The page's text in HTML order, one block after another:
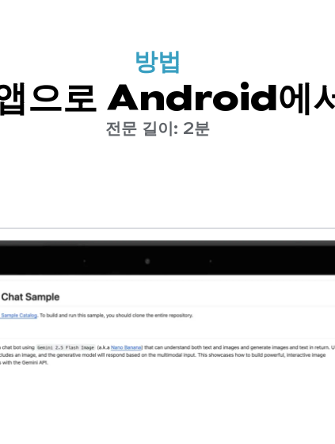
방법
으로 Android에
전문 길이: 2분